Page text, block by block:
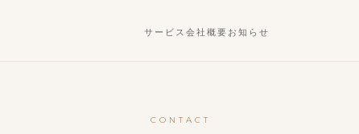
サービス 会社概要 お知らせ
CONTACT